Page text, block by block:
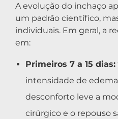
A evolução do inchaço
um padrão científico,
individuais. Em geral, a
em:
Primeiros 7 a 15 dias:
intensidade de
desconforto leve a
cirúrgico e o repouso